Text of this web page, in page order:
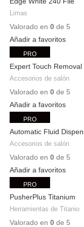
Limas
Valorado en0 de 5
Añadir a favoritos
PRO
Expert Touch Removal
Accesorios de salón
Valorado en0 de 5
Añadir a favoritos
PRO
Automatic Fluid
Accesorios de salón
Valorado en0 de 5
Añadir a favoritos
PRO
PusherPlus Titanium
Herramientas de Titanio
Valorado en0 de 5